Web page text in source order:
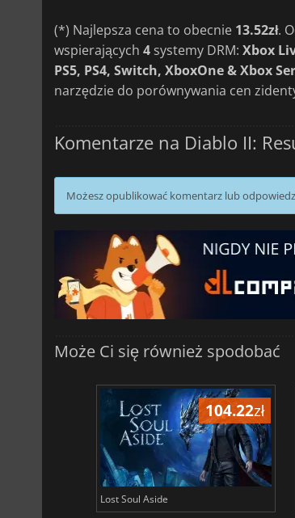
(*) Najlepsza cena to obecnie 13.52zł.
wspierających 4 systemy DRM: Xbox
PS5, PS4, Switch, XboxOne & Xbox
narzędzie do porównywania cen
Komentarze na Diablo II:
Możesz opublikować komentarz lub
Może Ci się również spodobać
104.22zł
Lost Soul Aside